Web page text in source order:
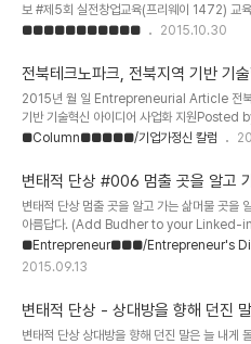
Facebook) 기업가정신 세계일주 [World
Travel] -Quest for Little Hero- *..
보 #제5회 실전창업교육(프리웨이 1472) 교
업교육(프리웨이 1472)일시 : 2015.10.22 ~
전창업교육(프리웨이 1472) 교육생 모집 "아이
제작, 수익모델개발, 데모데이 등 창업의 전과
제혁신센터 실전창업 아카데미 다섯번째 교육
작성후 이메일 접수해 주셔야 신청이 완료됩니
간: 2015. 10. 20.(화 ) ~ 2015. 11. 01.(일 )-
■■■■■■■■■■■ 2015.10.30
전북테크노파크, 전북지역 기반 기
업화 지원 - 기업가정신 문화센터
2015년 월 일 Entrepreneurial Article 전북
기반 기술혁신 아이디어 사업화 지원Posted
2015/10/07in EventinShare사진 : 비즈니스
업자의 비즈니스 아이디어를 실제 수익모델을
열리는 비즈니스 아이디어 사업화 지원행사가
통상자원부, 한국산업기술진흥원이 주최하고
하는 비즈니스 아이디어(BI) 사업화 지원사업으
으로 고도화 작업을 하는 비즈니스 모델 개발 컨
니스 모델 개발 컨설팅데이는 17일 오전부터 시
■Column■■■■■/기업가정신 칼럼
변태적 단상 #006 멈출 곳을 알고
정신 문화센터
변태적 단상 멈출 곳을 알고 가는 삶머물 곳을
아름답다. (Add Budher to your Linked-
가정신 문화센터[Entrepreneurial Culture
*Homepage : www.wet.or.kr*Twitter :
대로 움직여라 (영진미디어 2015)기술창업자
링 워크북/툴킷 : 비지니스 모델 린스타터킷
■Entrepreneur■■■/Entrepreneur's
2015.09.13
변태적 단상 - 상대방을 향해 던진
온다
변태적 단상 상대방을 향해 던진 말은 늘 내게